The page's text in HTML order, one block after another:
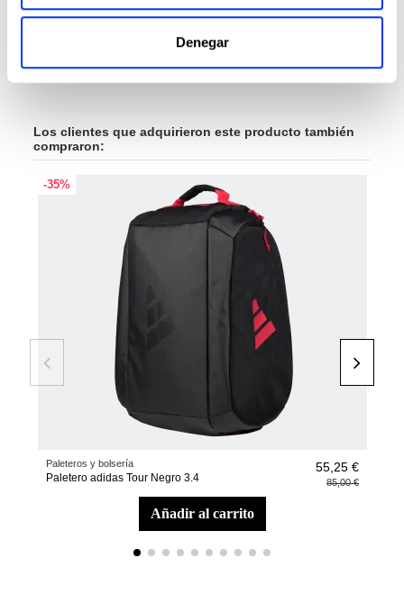
Denegar
Los clientes que adquirieron este producto también
compraron:
-35%
Paleteros y bolsería
Paletero adidas Tour Negro 3.4
55,25 €
85,00 €
añadir al carrito